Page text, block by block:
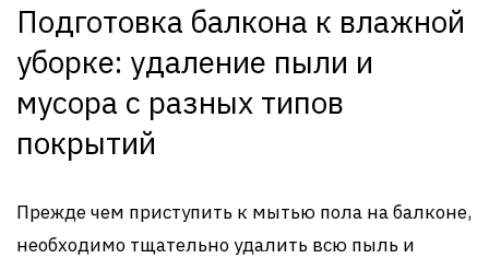
Подготовка балкона к влажной
уборке: удаление пыли и
мусора с разных типов
покрытий
Прежде чем приступить к мытью пола на балконе,
необходимо тщательно удалить всю пыль и